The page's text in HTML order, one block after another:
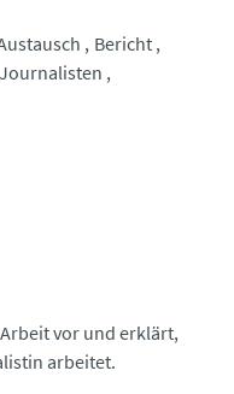
Bericht
Journalisten
vor und erklärt,
arbeitet.